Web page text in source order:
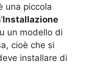
una piccola
Installazione
un modello di
cioè che si
installare di